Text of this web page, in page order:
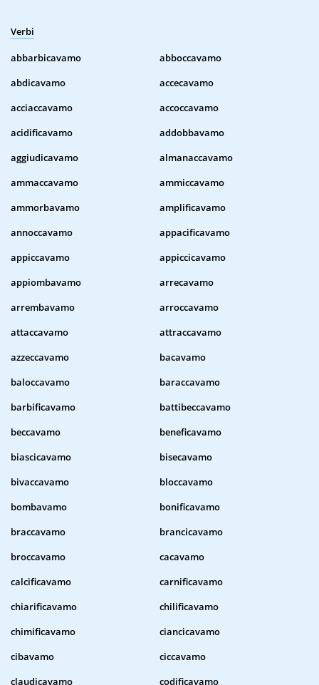
Verbi
abbarbicavamo
abboccavamo
abdicavamo
accecavamo
acciaccavamo
accoccavamo
acidificavamo
addobbavamo
aggiudicavamo
almanaccavamo
ammaccavamo
ammiccavamo
ammorbavamo
amplificavamo
annoccavamo
appacificavamo
appiccavamo
appiccicavamo
appiombavamo
arrecavamo
arrembavamo
arroccavamo
attaccavamo
attraccavamo
azzeccavamo
bacavamo
baloccavamo
baraccavamo
barbificavamo
battibeccavamo
beccavamo
beneficavamo
biascicavamo
bisecavamo
bivaccavamo
bloccavamo
bombavamo
bonificavamo
braccavamo
brancicavamo
broccavamo
cacavamo
calcificavamo
carnificavamo
chiarificavamo
chilificavamo
chimificavamo
ciancicavamo
cibavamo
ciccavamo
claudicavamo
codificavamo